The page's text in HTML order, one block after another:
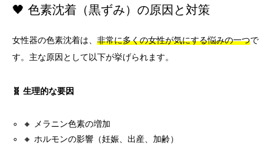
🖤 色素沈着（黒ずみ）の原因と対策
女性器の色素沈着は、 非常に多くの女性が気にする悩みの一つで
す。主な原因として以下が挙げられます。
🧬 生理的な要因
🔸 メラニン色素の増加
🔸 ホルモンの影響（妊娠、出産、加齢）